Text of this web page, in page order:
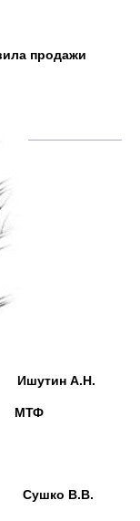
продажи
А.Н.
В.В.